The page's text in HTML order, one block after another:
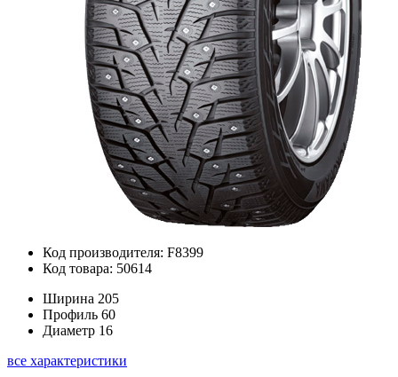
Код производителя: F8399
Код товара: 50614
Ширина 205
Профиль 60
Диаметр 16
все характеристики